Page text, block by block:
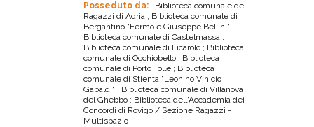
Posseduto da:
Biblioteca comunale dei
Ragazzi di Adria ; Biblioteca comunale di
Bergantino "Fermo e Giuseppe Bellini" ;
Biblioteca comunale di Castelmassa ;
Biblioteca comunale di Ficarolo ; Biblioteca
comunale di Occhiobello ; Biblioteca
comunale di Porto Tolle ; Biblioteca
comunale di Stienta "Leonino Vinicio
Gabaldi" ; Biblioteca comunale di Villanova
del Ghebbo ; Biblioteca dell'Accademia dei
Concordi di Rovigo / Sezione Ragazzi -
Multispazio